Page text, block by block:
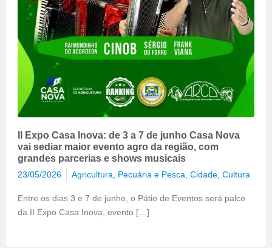
II Expo Casa Inova: de 3 a 7 de junho Casa Nova
vai sediar maior evento agro da região, com
grandes parcerias e shows musicais
23/05/2026 Agricultura, Pecuária e Pesca Cidade, Cultura
Entre os dias 3 e 7 de junho, o Pátio de Eventos será palco
da II Expo Casa Inova, evento […]